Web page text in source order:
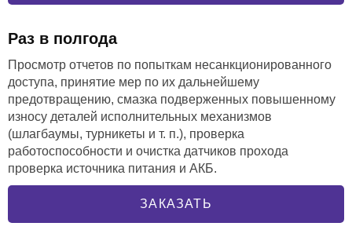
Раз в полгода
Просмотр отчетов по попыткам несанкционированного
доступа, принятие мер по их дальнейшему
предотвращению, смазка подверженных повышенному
износу деталей исполнительных механизмов
(шлагбаумы, турникеты и т. п.), проверка
работоспособности и очистка датчиков прохода
проверка источника питания и АКБ.
ЗАКАЗАТЬ